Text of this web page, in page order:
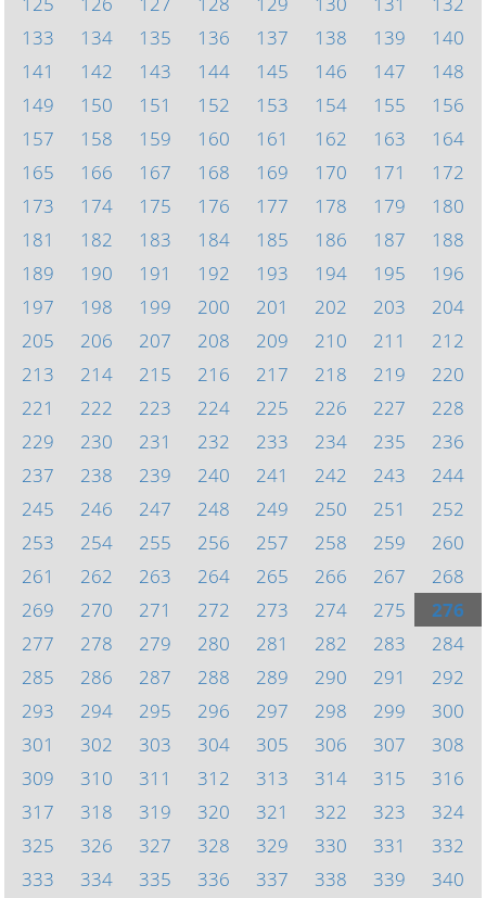
133
134 135 136 137 138 139
140
141
142 143 144 145 146 147
148
149
150 151 152 153 154 155
156
157
158 159 160 161 162 163
164
165
166 167 168 169 170 171
172
173
174 175 176 177 178 179
180
181
182 183 184 185 186 187
188
189
190 191 192 193 194 195
196
197
198 199 200 201 202 203
204
205
206 207 208 209 210 211
212
213
214 215 216 217 218 219
220
221
222 223 224 225 226 227
228
229
230 231 232 233 234 235
236
237
238 239 240 241 242 243
244
245
246 247 248 249 250 251
252
253
254 255 256 257 258 259
260
261
262 263 264 265 266 267
268
269
270 271 272 273 274 275
276
277
278 279 280 281 282 283
284
285
286 287 288 289 290 291
292
293
294 295 296 297 298 299
300
301
302 303 304 305 306 307
308
309
310 311 312 313 314 315
316
317
318 319 320 321 322 323
324
325
326 327 328 329 330 331
332
333
334 335 336 337 338 339 340